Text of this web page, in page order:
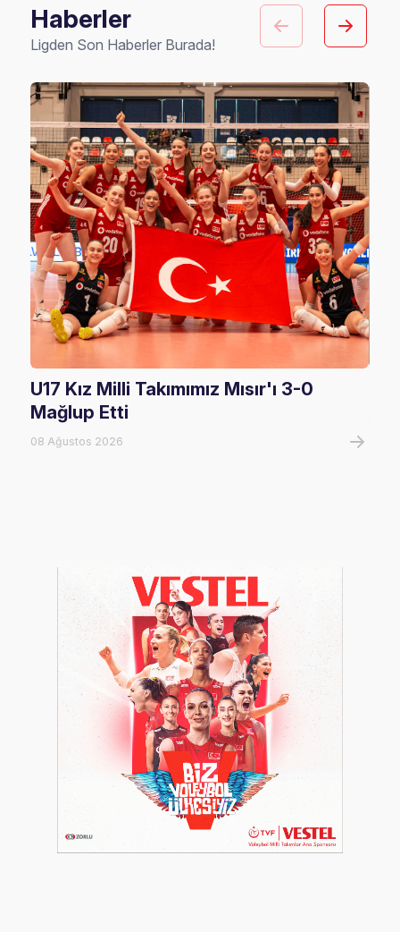
Haberler
Ligden Son Haberler Burada!
U17 Kız Milli Takımımız Mısır'ı 3-0
Mağlup Etti
08 Ağustos 2026